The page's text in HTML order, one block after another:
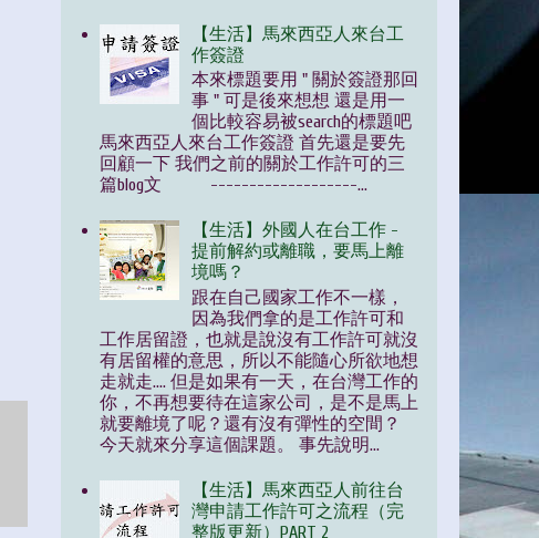
【生活】馬來西亞人來台工
作簽證
本來標題要用 " 關於簽證那回
事 " 可是後來想想 還是用一
個比較容易被search的標題吧
馬來西亞人來台工作簽證 首先還是要先
回顧一下 我們之前的關於工作許可的三
篇blog文 -------------------...
【生活】外國人在台工作 -
提前解約或離職，要馬上離
境嗎？
跟在自己國家工作不一樣，
因為我們拿的是工作許可和
工作居留證，也就是說沒有工作許可就沒
有居留權的意思，所以不能隨心所欲地想
走就走.... 但是如果有一天，在台灣工作的
你，不再想要待在這家公司，是不是馬上
就要離境了呢？還有沒有彈性的空間？
今天就來分享這個課題。 事先說明...
【生活】馬來西亞人前往台
灣申請工作許可之流程（完
整版更新）PART 2